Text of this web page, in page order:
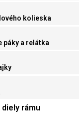
kolieska
páky a relátka
diely rámu